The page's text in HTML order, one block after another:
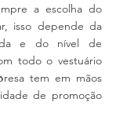
a escolha do
isso depende da
e do nível de
todo o vestuário
tem em mãos
de promoção